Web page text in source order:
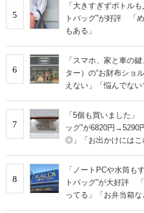
5
「大きすぎずボトル
トバッグ”が好評 「
もある」
6
「スマホ、家と車の
ター）の“お財布ショ
えない」「悩んでな
7
「5個も買いました
ッグ”が6820円
◎」「お出かけにはこ
8
「ノートPCや水筒も
トバッグ”が大好評
ってる」「お弁当箱な